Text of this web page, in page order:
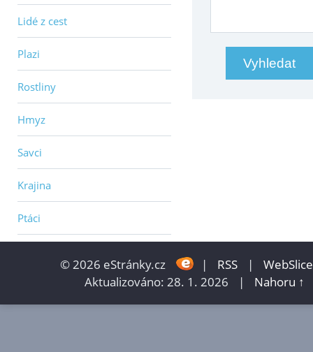
Lidé z cest
Plazi
Rostliny
Hmyz
Savci
Krajina
Ptáci
© 2026 eStránky.cz | RSS |
WebSlice
Aktualizováno: 28. 1. 2026
| Nahoru ↑